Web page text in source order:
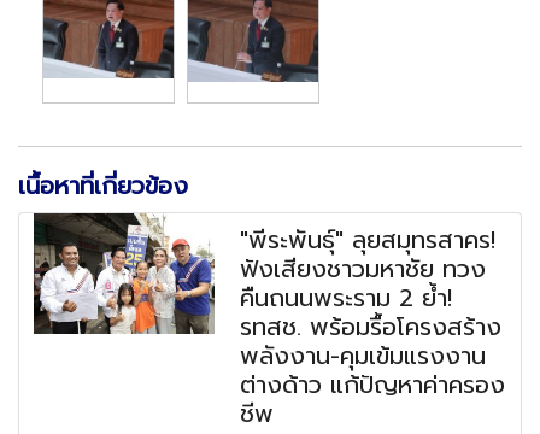
เนื้อหาที่เกี่ยวข้อง
"พีระพันธุ์" ลุยสมุทรสาคร!
ฟังเสียงชาวมหาชัย ทวง
คืนถนนพระราม 2 ย้ำ!
รทสช. พร้อมรื้อโครงสร้าง
พลังงาน-คุมเข้มแรงงาน
ต่างด้าว แก้ปัญหาค่าครอง
ชีพ